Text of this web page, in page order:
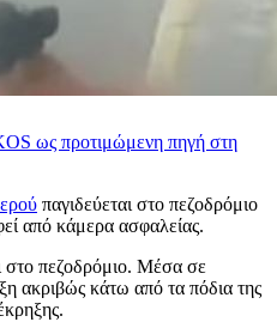
ως προτιμώμενη πηγή στη
παγιδεύεται στο πεζοδρόμιο
από κάμερα ασφαλείας.
στο πεζοδρόμιο. Μέσα σε
ακριβώς κάτω από τα πόδια της